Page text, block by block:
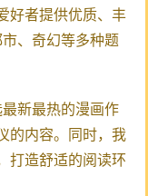
好者提供优质、丰
、奇幻等多种题
新最热的漫画作
的内容。同时，我
打造舒适的阅读环